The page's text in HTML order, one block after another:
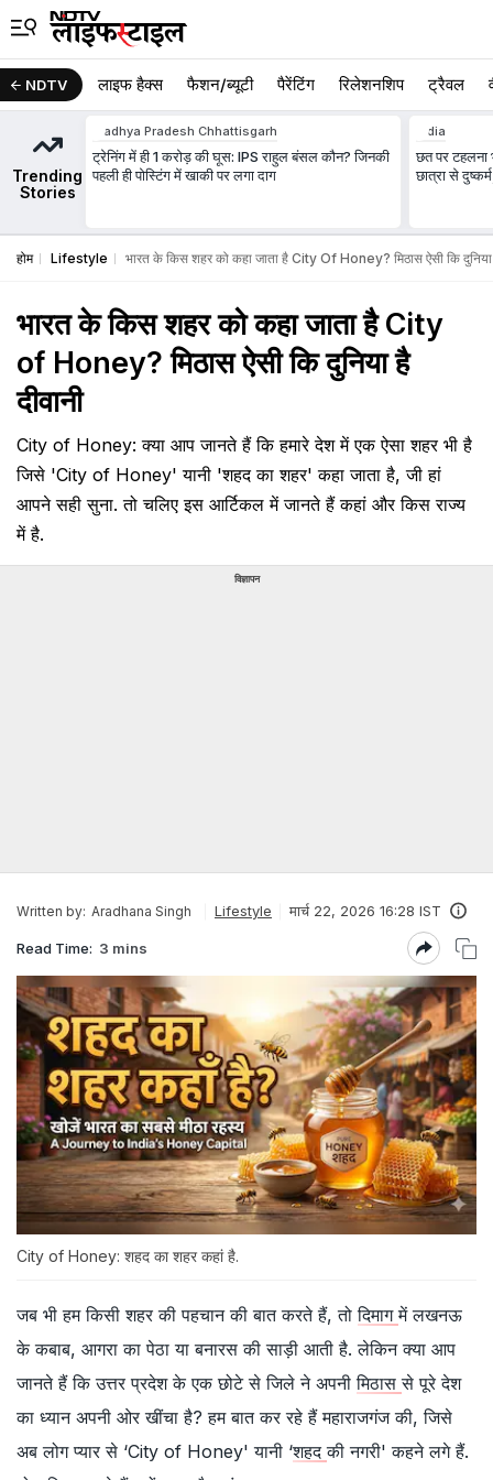
NDTV लाइफ हैक्स फैशन/ब्‍यूटी पैरेंटिंग रिलेशनशिप ट्रैवल
Trending
Stories
Madhya Pradesh Chhattisgarh
ट्रेनिंग में ही 1 करोड़ की घूस: IPS राहुल बंसल कौन? जिनकी
पहली ही पोस्टिंग में खाकी पर लगा दाग
India
छत पर टहलना
छात्रा से
होम Lifestyle भारत के किस शहर को कहा जाता है City Of Honey? मिठास ऐसी कि दुनिया
भारत के किस शहर को कहा जाता है City
of Honey? मिठास ऐसी कि दुनिया है
दीवानी
​City of Honey: क्या आप जानते हैं कि हमारे देश में एक ऐसा शहर भी है
जिसे 'City of Honey' यानी 'शहद का शहर' कहा जाता है, जी हां
आपने सही सुना. तो चलिए इस आर्टिकल में जानते हैं कहां और किस राज्य
में है.
विज्ञापन
Written by: Aradhana Singh Lifestyle मार्च 22, 2026 16:28 IST
Read Time: 3 mins
City of Honey: शहद का शहर कहां है.
जब भी हम किसी शहर की पहचान की बात करते हैं, तोदिमागमें लखनऊ
के कबाब, आगरा का पेठा या बनारस की साड़ी आती है. लेकिन क्या आप
जानते हैं कि उत्तर प्रदेश के एक छोटे से जिले ने अपनीमिठाससे पूरे देश
का ध्यान अपनी ओर खींचा है? हम बात कर रहे हैं महाराजगंज की, जिसे
अब लोग प्यार से ‘City of Honey' यानी ‘शहदकी नगरी' कहने लगे हैं.